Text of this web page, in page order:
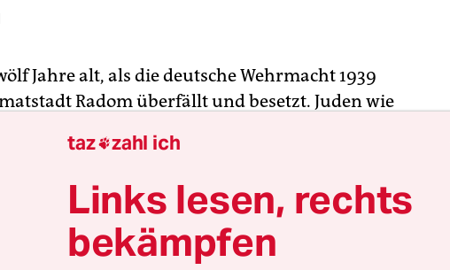
Jahre alt, als die deutsche Wehrmacht 1939
Radom überfällt und besetzt. Juden wie
nur für die SS.
berichtete Korman Jahrzehnte später, hätten
ungeniert zu stehlen begonnen. Er sei dann
Posten gerannt, um die dortigen
taz zahl ich
Links lesen, rechts
bekämpfen